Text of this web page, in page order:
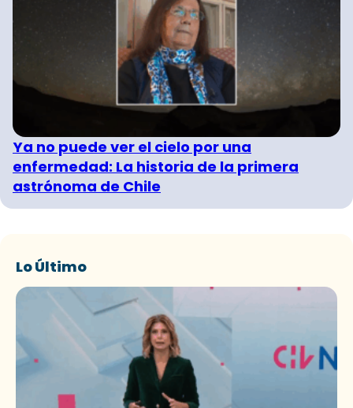
Ya no puede ver el cielo por una
enfermedad: La historia de la primera
astrónoma de Chile
Lo Último